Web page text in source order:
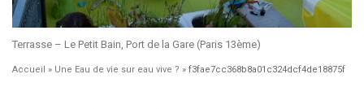
Terrasse – Le Petit Bain, Port de la Gare (Paris 13ème)
Accueil » Une Eau de vie sur eau vive ? » f3fae7cc368b8a01c324dcf4de18875f